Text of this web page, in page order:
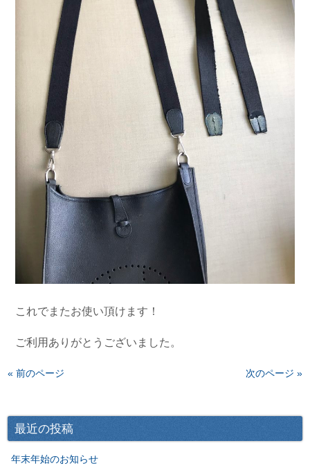
これでまたお使い頂けます！
ご利用ありがとうございました。
« 前のページ 次のページ »
最近の投稿
年末年始のお知らせ